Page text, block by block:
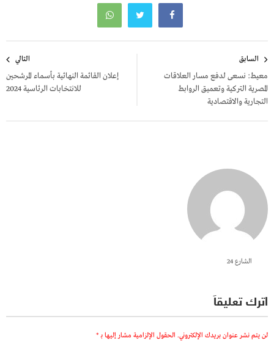
المقالات
السابق
معيط: نسعى لدفع مسار العلاقات
المصرية التركية وتعميق الروابط
التجارية والاقتصادية
التالي
إعلان القائمة النهائية بأسماء المرشحين
للانتخابات الرئاسية 2024
الشارع 24
اترك تعليقاً
لن يتم نشر عنوان بريدك الإلكتروني. الحقول الإلزامية مشار إليها بـ *